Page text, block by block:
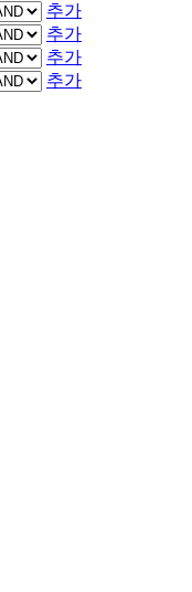
추가
추가
추가
추가